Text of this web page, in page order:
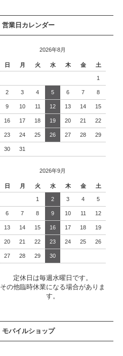
営業日カレンダー
2026年8月
日 月 火 水 木 金 土
1
2 3 4 5 6 7 8
9 10 11 12 13 14 15
16 17 18 19 20 21 22
23 24 25 26 27 28 29
30 31
2026年9月
日 月 火 水 木 金 土
1 2 3 4 5
6 7 8 9 10 11 12
13 14 15 16 17 18 19
20 21 22 23 24 25 26
27 28 29 30
定休日は毎週水曜日です。
その他臨時休業になる場合がありま
す。
モバイルショップ